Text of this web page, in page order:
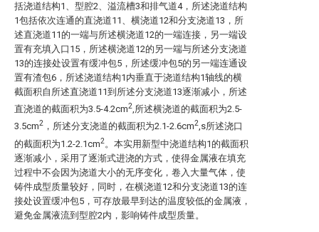
括浇道结构1、型腔2、溢流槽3和排气道4，所述浇道结构
1包括依次连通的直浇道11、横浇道12和分支浇道13，所
述直浇道11的一端与所述横浇道12的一端连接，另一端设
置有充填入口15，所述横浇道12的另一端与所述分支浇道
13的连接处设置有缓冲包5，所述缓冲包5的另一端连通设
置有渣包6，所述浇道结构1内垂直于浇道结构1轴线的横
截面积自所述直浇道11到所述分支浇道13逐渐减小，所述
直浇道的截面积为3.5-4.2cm2,所述横浇道的截面积为2.5-
3.5cm2 ，所述分支浇道的截面积为2.1-2.6cm2,s所述浇口
的截面积为1.2-2.1cm2。本实用新型中浇道结构1的截面积
逐渐减小，采用了逐渐式进浇的方式，使得金属液在填充
过程中不会因为浇道大小的无序变化，卷入大量气体，使
铸件成型质量较好，同时，在横浇道12和分支浇道13的连
接处设置缓冲包5，可存放最早到达的温度较低的金属液，
避免金属液流到型腔2内，影响铸件成型质量。